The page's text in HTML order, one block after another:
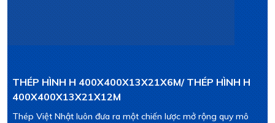
THÉP HÌNH H 400X400X13X21X6M/ THÉP HÌNH H
400X400X13X21X12M
Thép Việt Nhật luôn đưa ra một chiến lược mở rộng quy mô